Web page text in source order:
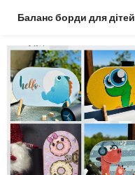
Баланс борди для дітей